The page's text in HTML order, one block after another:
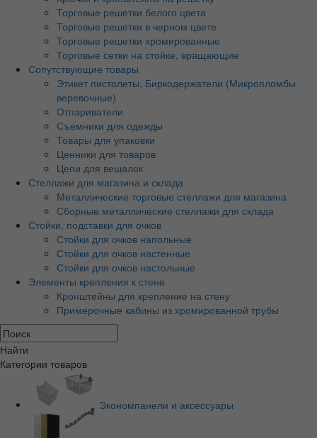
Торговые решетки белого цвета
Торговые решетки в черном цвете
Торговые решетки хромированные
Торговые сетки на стойке, вращающие
Сопутствующие товары
Этикет пистолеты, Биркодержатели (Микропломбы
веревочные)
Отпариватели
Съемники для одежды
Товары для упаковки
Ценники для товаров
Цепи для вешалок
Стеллажи для магазина и склада
Металлические торговые стеллажи для магазина
Сборные металлические стеллажи для склада
Стойки, подставки для очков
Стойки для очков напольные
Стойки для очков настенные
Стойки для очков настольные
Элементы крепления к стене
Кронштейны для крепление на стену
Примерочные кабины из хромированной трубы
Найти
Категории товаров
Экономпанели и аксессуары